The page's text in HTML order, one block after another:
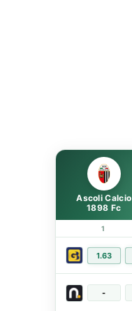
Ascoli Calcio
1898 Fc
1
1.63
-